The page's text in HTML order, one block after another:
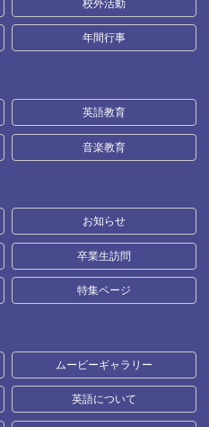
校外活動
年間行事
英語教育
音楽教育
お知らせ
卒業生訪問
特集ページ
ムービーギャラリー
英語について